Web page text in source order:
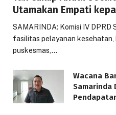
Utamakan Empati
SAMARINDA: Komisi IV DPRD
fasilitas pelayanan kesehatan,
puskesmas,…
Wacana
Samarinda